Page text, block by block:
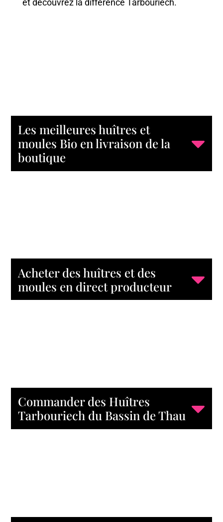
et découvrez la différence Tarbouriech.
Les meilleures huîtres et
moules Bio en livraison de la
boutique
Acheter des huîtres et des
moules en direct producteur
Commander des Huîtres
Tarbouriech du Bassin de Thau